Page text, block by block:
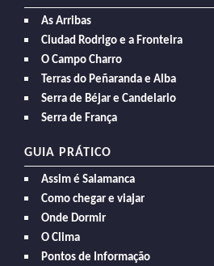
As Arribas
Ciudad Rodrigo e a Fronteira
O Campo Charro
Terras do Peñaranda e Alba
Serra de Béjar e Candelario
Serra de França
GUIA PRÁTICO
Assim é Salamanca
Como chegar e viajar
Onde Dormir
O Clima
Pontos de Informação